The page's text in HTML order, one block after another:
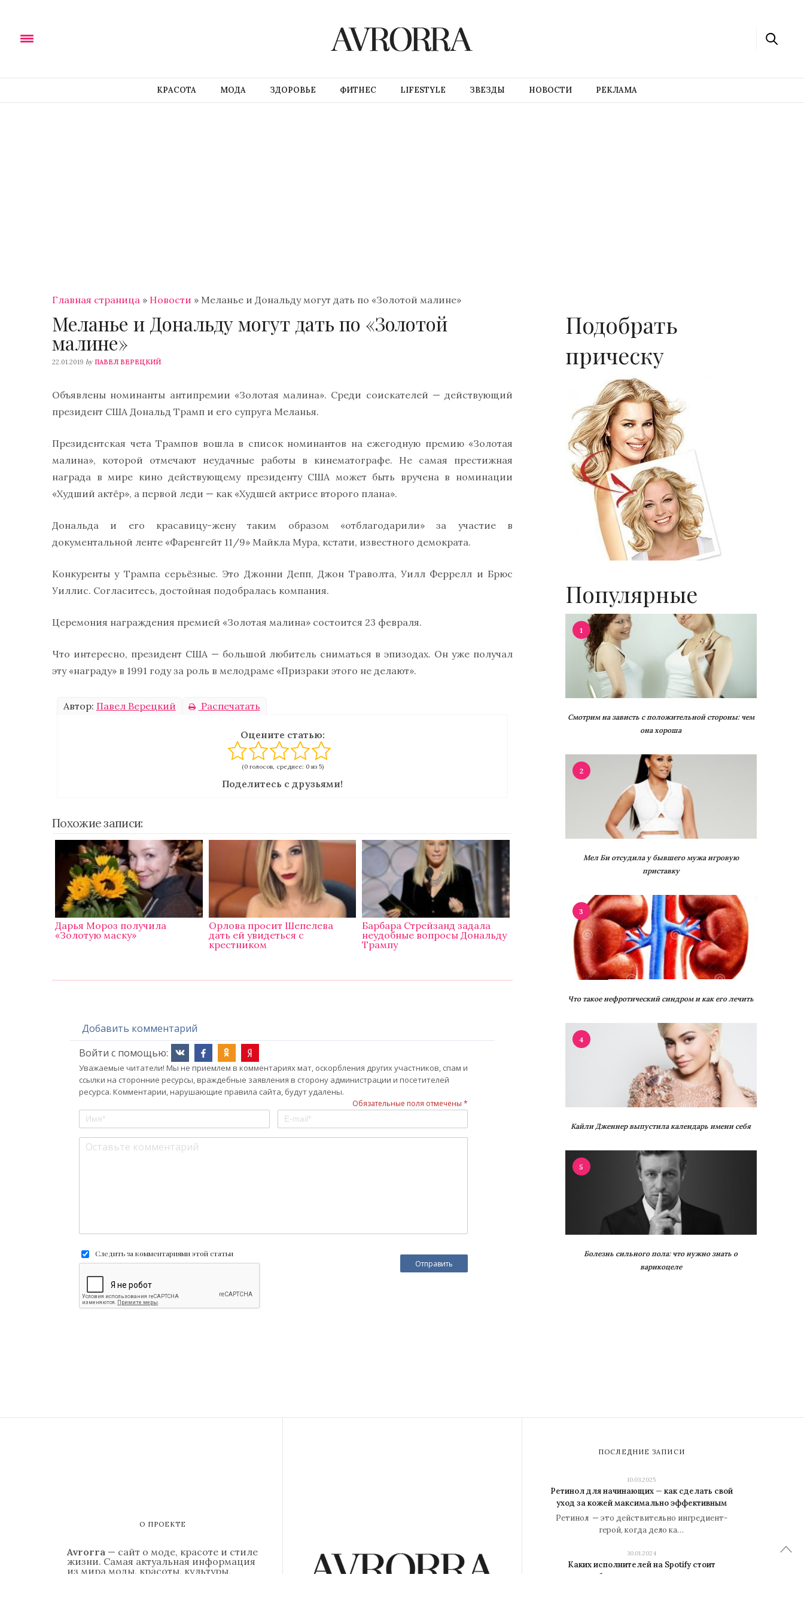
КРАСОТА МОДА ЗДОРОВЬЕ ФИТНЕС LIFESTYLE ЗВЕЗДЫ НОВОСТИ РЕКЛАМА
Главная страница » Новости » Меланье и Дональду могут дать по «Золотой малине»
Меланье и Дональду могут дать по «Золотой
малине»
22.01.2019 by ПАВЕЛ ВЕРЕЦКИЙ
Объявлены номинанты антипремии «Золотая малина». Среди соискателей — действующий
президент США Дональд Трамп и его супруга Меланья.
Президентская чета Трампов вошла в список номинантов на ежегодную премию «Золотая
малина», которой отмечают неудачные работы в кинематографе. Не самая престижная
награда в мире кино действующему президенту США может быть вручена в номинации
«Худший актёр», а первой леди — как «Худшей актрисе второго плана».
Дональда и его красавицу-жену таким образом «отблагодарили» за участие в
документальной ленте «Фаренгейт 11/9» Майкла Мура, кстати, известного демократа.
Конкуренты у Трампа серьёзные. Это Джонни Депп, Джон Траволта, Уилл Феррелл и Брюс
Уиллис. Согласитесь, достойная подобралась компания.
Церемония награждения премией «Золотая малина» состоится 23 февраля.
Что интересно, президент США — большой любитель сниматься в эпизодах. Он уже получал
эту «награду» в 1991 году за роль в мелодраме «Призраки этого не делают».
Автор: Павел Верецкий Распечатать
Оцените статью:
(0 голосов, среднее: 0 из 5)
Поделитесь с друзьями!
Похожие записи:
Дарья Мороз получила
«Золотую маску»
Орлова просит Шепелева
дать ей увидеться с
крестником
Барбара Стрейзанд задала
неудобные вопросы Дональду
Трампу
Добавить комментарий
Войти с помощью:
Уважаемые читатели! Мы не приемлем в комментариях мат, оскорбления других участников, спам и
ссылки на сторонние ресурсы, враждебные заявления в сторону администрации и посетителей
ресурса. Комментарии, нарушающие правила сайта, будут удалены.
Обязательные поля отмечены *
Следить за комментариями этой статьи
Подобрать
прическу
Популярные
1
Смотрим на зависть с положительной стороны: чем
она хороша
2
Мел Би отсудила у бывшего мужа игровую
приставку
3
Что такое нефротический синдром и как его лечить
4
Кайли Дженнер выпустила календарь имени себя
5
Болезнь сильного пола: что нужно знать о
варикоцеле
О ПРОЕКТЕ
Avrorra — сайт о моде, красоте и стиле
жизни. Самая актуальная информация
из мира моды, красоты, культуры,
ПОСЛЕДНИЕ ЗАПИСИ
10.03.2025
Ретинол для начинающих — как сделать свой
уход за кожей максимально эффективным
Ретинол — это действительно ингредиент-
герой, когда дело ка…
30.01.2024
Каких исполнителей на Spotify стоит
обязательно послушать